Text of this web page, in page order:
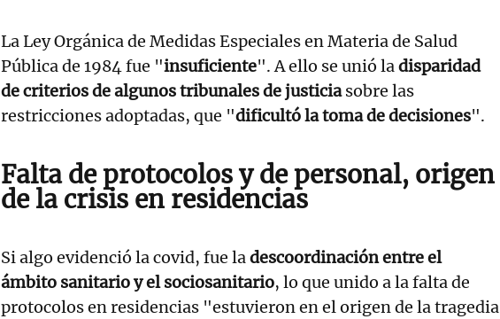
La Ley Orgánica de Medidas Especiales en Materia de Salud
Pública de 1984 fue "insuficiente". A ello se unió ladisparidad
de criterios de algunos tribunales de justiciasobre las
restricciones adoptadas, que "dificultó la toma de decisiones".
Falta de protocolos y de personal, origen
de la crisis en residencias
Si algo evidenció la covid, fue ladescoordinación entre el
ámbito sanitario y el sociosanitario, lo que unido a la falta de
protocolos en residencias "estuvieron en el origen de la tragedia